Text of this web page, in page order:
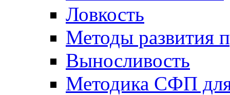
Ловкость
Методы развития
Выносливость
Методика СФП для